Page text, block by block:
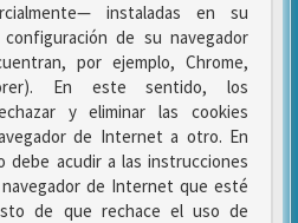
instaladas en su
de su navegador
por ejemplo, Chrome,
En este sentido, los
y eliminar las cookies
de Internet a otro. En
debe acudir a las instrucciones
de Internet que esté
de que rechace el uso de